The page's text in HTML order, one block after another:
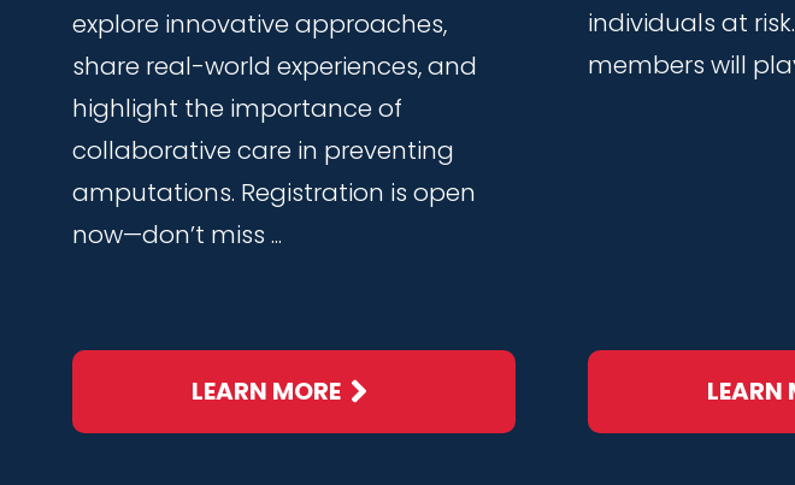
explore innovative approaches,
share real-world experiences, and
highlight the importance of
collaborative care in preventing
amputations. Registration is open
now—don’t miss ...
LEARN MORE
individuals at
members will
LEARN